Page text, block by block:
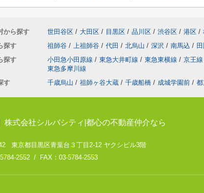
から探す 世田谷区 / 大田区 / 目黒区 / 品川区 / 渋谷区 / 港区 /
探す
祖師谷 / 上祖師谷 / 代田 / 北烏山 / 深沢 / 南馬込 /
探す
小田急小田原線 / 東急大井町線 / 東急東横線 / 京王線
東急多摩川線
す
千歳烏山 / 祖師ヶ谷大蔵 / 千歳船橋 / 成城学園前 /
株式会社シルバシティ|都心の不動産仲介なら
東京都目黒区青葉台３丁目2-12 ヤクシビル3階
2552 / FAX：03-5784-2553